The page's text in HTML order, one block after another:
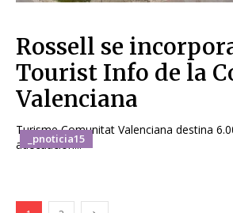
_pnoticia15
Rossell se
Tourist Info de la
Valenciana
Turisme Comunitat Valenciana destina
adecuación...